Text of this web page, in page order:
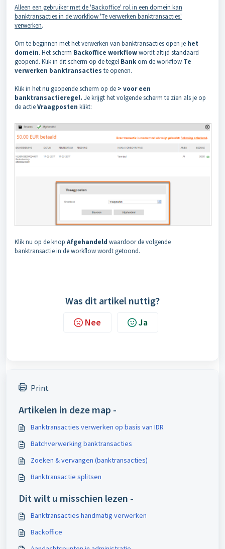
Alleen een gebruiker met de 'Backoffice' rol in een domein kan
banktransacties in de workflow 'Te verwerken banktransacties'
verwerken.
Om te beginnen met het verwerken van banktransacties open je het
domein. Het scherm Backoffice workflowwordt altijd standaard
geopend. Klik in dit scherm op de tegel Bankom de workflow Te
verwerken banktransacties te openen.
Klik in het nu geopende scherm op de > voor een
banktransactieregel. Je krijgt het volgende scherm te zien als je op
de actieVraagposten klikt:
Klik nu op de knop Afgehandeld waardoor de volgende
banktransactie in de workflow wordt getoond.
Was dit artikel nuttig?
Nee Ja
Print
Artikelen in deze map -
Banktransacties verwerken op basis van IDR
Batchverwerking banktransacties
Zoeken & vervangen (banktransacties)
Banktransactie splitsen
Dit wilt u misschien lezen -
Banktransacties handmatig verwerken
Backoffice